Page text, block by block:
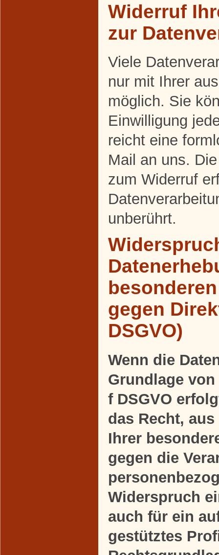
Widerruf
zur
Viele
nur mit Ihrer
möglich. Sie
Einwilligung
reicht eine
Mail an uns.
zum Widerruf
unberührt.
gegen
DSGVO)
Wenn die
Grundlage
f DSGVO
das Recht,
Ihrer
gegen die
Widerspruch
auch für ein
gestütztes